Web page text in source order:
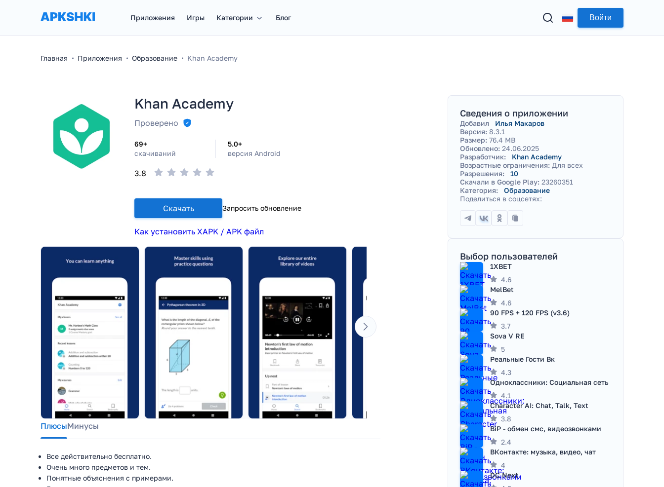
Приложения Игры Категории Блог Войти
Главная Приложения Образование Khan Academy
Khan Academy
Проверено
69+
скачиваний
5.0+
версия Android
3.8
Скачать Запросить обновление
Как установить XAPK / APK файл
ПлюсыМинусы
Все действительно бесплатно.
Очень много предметов и тем.
Понятные объяснения с примерами.
Сведения о приложении
Добавил
Илья Макаров
Версия: 8.3.1
Размер: 76.4 MB
Обновлено: 24.06.2025
Разработчик:
Khan Academy
Возрастные ограничения: Для всех
Разрешения:
10
Скачали в Google Play: 23260351
Категория:
Образование
Поделиться в соцсетях:
Выбор пользователей
1XBET
4.6
MelBet
4.6
90 FPS + 120 FPS (v3.6)
3.7
Sova V RE
5
Реальные Гости Вк
4.3
Одноклассники: Социальная сеть
4.1
Character AI: Chat, Talk, Text
3.8
BiP - обмен смс, видеозвонками
2.4
ВКонтакте: музыка, видео, чат
4
DC Next